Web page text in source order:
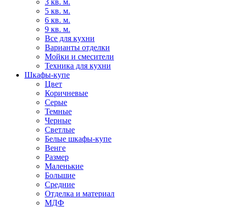
3 кв. м.
5 кв. м.
6 кв. м.
9 кв. м.
Все для кухни
Варианты отделки
Мойки и смесители
Техника для кухни
Шкафы-купе
Цвет
Коричневые
Серые
Темные
Черные
Светлые
Белые шкафы-купе
Венге
Размер
Маленькие
Большие
Средние
Отделка и материал
МДФ